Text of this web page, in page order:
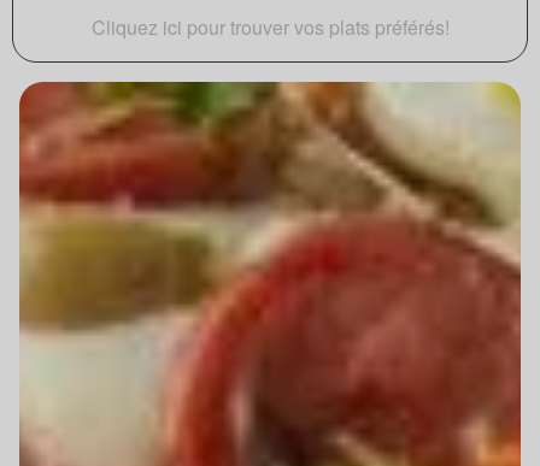
Cliquez ici pour trouver vos plats préférés!